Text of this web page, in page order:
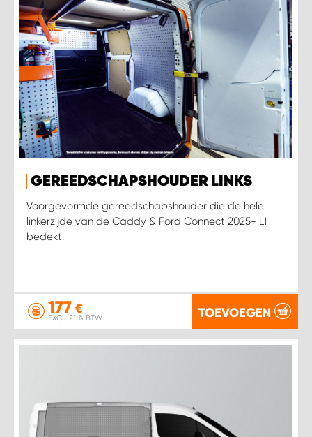
GEREEDSCHAPSHOUDER LINKS
Voorgevormde gereedschapshouder die de hele
linkerzijde van de Caddy & Ford Connect 2025- L1
bedekt.
177 €
EXCL. 21 % BTW TOEVOEGEN